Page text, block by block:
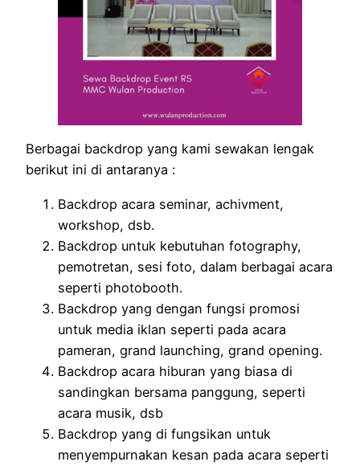
Berbagai backdrop yang kami sewakan lengak
berikut ini di antaranya :
Backdrop acara seminar, achivment,
workshop, dsb.
Backdrop untuk kebutuhan fotography,
pemotretan, sesi foto, dalam berbagai acara
seperti photobooth.
Backdrop yang dengan fungsi promosi
untuk media iklan seperti pada acara
pameran, grand launching, grand opening.
Backdrop acara hiburan yang biasa di
sandingkan bersama panggung, seperti
acara musik, dsb
Backdrop yang di fungsikan untuk
menyempurnakan kesan pada acara seperti